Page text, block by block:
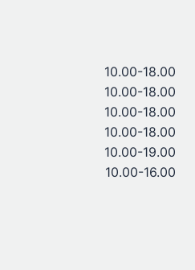
10.00-18.00
10.00-18.00
10.00-18.00
10.00-18.00
10.00-19.00
10.00-16.00